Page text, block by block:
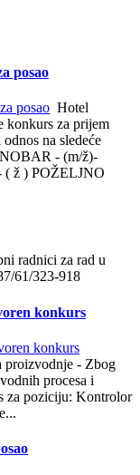
posao
Hotel
konkurs za prijem
na sledeće
- (m/ž)-
ž ) POŽELJNO
radnici za rad u
61/323-918
konkurs
proizvodnje - Zbog
procesa i
za poziciju: Kontrolor